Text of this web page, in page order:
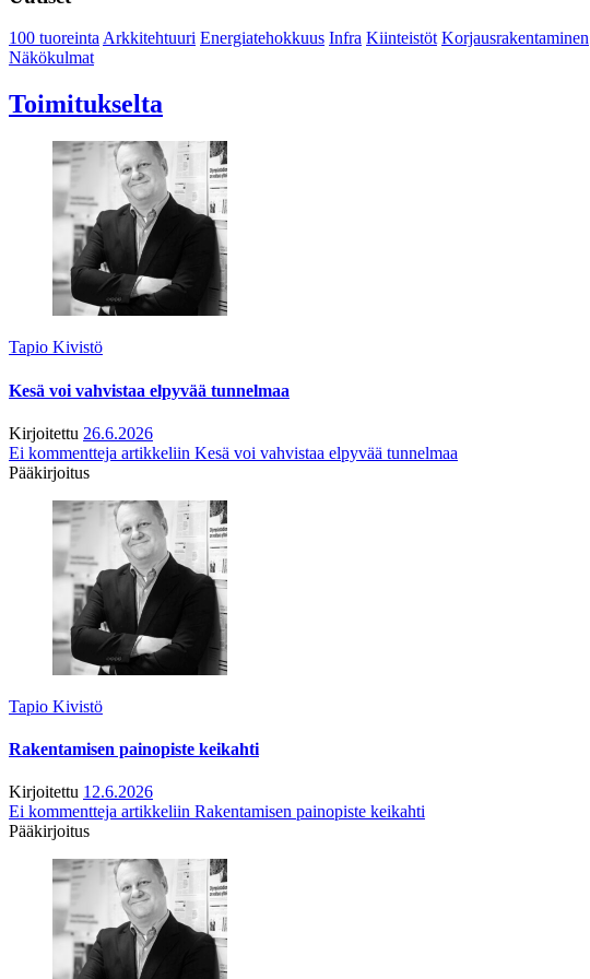
100 tuoreintaArkkitehtuuri Energiatehokkuus Infra Kiinteistöt Korjausrakentaminen
Näkökulmat
Toimitukselta
Tapio Kivistö
Kesä voi vahvistaa elpyvää tunnelmaa
Kirjoitettu 26.6.2026
Ei kommentteja artikkeliin Kesä voi vahvistaa elpyvää tunnelmaa
Pääkirjoitus
Tapio Kivistö
Rakentamisen painopiste keikahti
Kirjoitettu 12.6.2026
Ei kommentteja artikkeliin Rakentamisen painopiste keikahti
Pääkirjoitus